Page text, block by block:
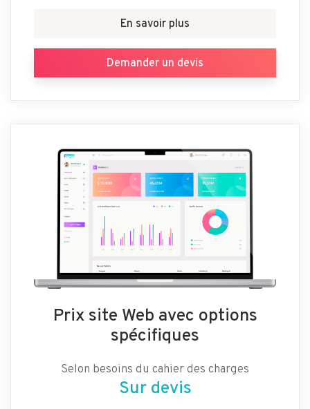
En savoir plus
Demander un devis
Prix site Web avec options
spécifiques
Selon besoins du cahier des charges
Sur devis